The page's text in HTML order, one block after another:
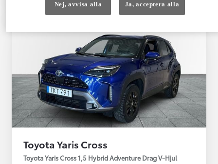
Toyota Yaris Cross
Toyota Yaris Cross 1,5 Hybrid Adventure Drag V-Hjul
Nej, avvisa alla Ja, acceptera alla